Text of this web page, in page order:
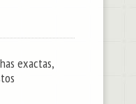
exactas,